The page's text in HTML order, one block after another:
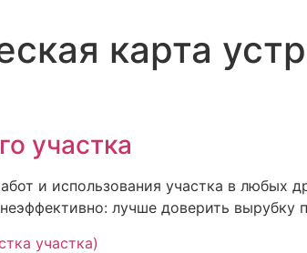
карта
участка
и использования участка в любых
лучше доверить вырубку
участка)